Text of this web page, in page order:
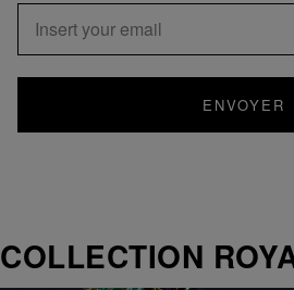
ENVOYER
COLLECTION